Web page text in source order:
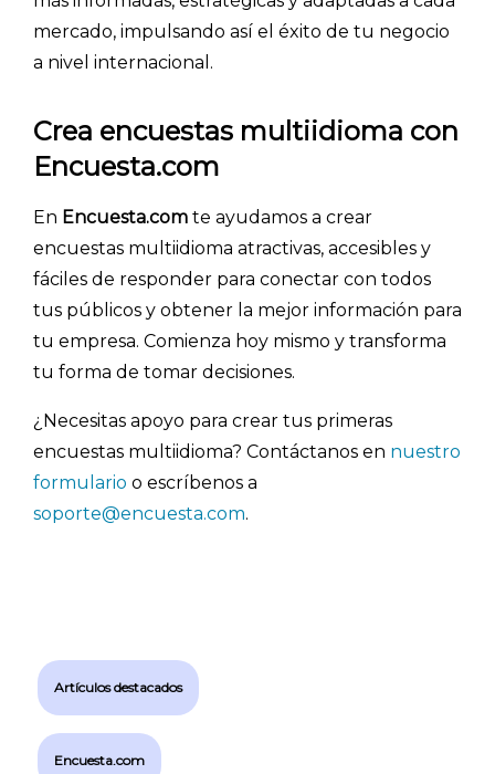
mercado, impulsando así el éxito de tu negocio
a nivel internacional.
Crea encuestas multiidioma con
Encuesta.com
En Encuesta.com te ayudamos a crear
encuestas multiidioma atractivas, accesibles y
fáciles de responder para conectar con todos
tus públicos y obtener la mejor información para
tu empresa. Comienza hoy mismo y transforma
tu forma de tomar decisiones.
¿Necesitas apoyo para crear tus primeras
encuestas multiidioma? Contáctanos en nuestro
formulario o escríbenos a
soporte@encuesta.com.
Artículos destacados
Encuesta.com